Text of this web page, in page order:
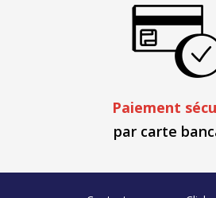
Paiement
par carte